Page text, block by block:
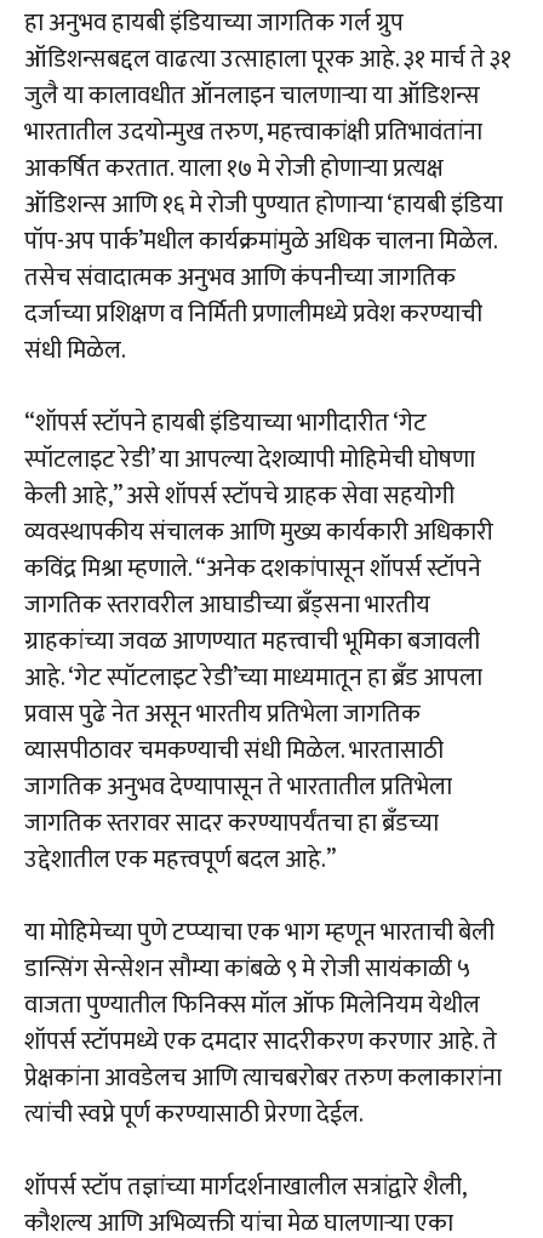
हा अनुभव हायबी इंडियाच्या जागतिक गर्ल ग्रुप
ऑडिशन्सबद्दल वाढत्या उत्साहाला पूरक आहे. ३१ मार्च ते ३१
जुलै या कालावधीत ऑनलाइन चालणाऱ्या या ऑडिशन्स
भारतातील उदयोन्मुख तरुण, महत्त्वाकांक्षी प्रतिभावंतांना
आकर्षित करतात. याला १७ मे रोजी होणाऱ्या प्रत्यक्ष
ऑडिशन्स आणि १६ मे रोजी पुण्यात होणाऱ्या ‘हायबी इंडिया
पॉप-अप पार्क’मधील कार्यक्रमांमुळे अधिक चालना मिळेल.
तसेच संवादात्मक अनुभव आणि कंपनीच्या जागतिक
दर्जाच्या प्रशिक्षण व निर्मिती प्रणालीमध्ये प्रवेश करण्याची
संधी मिळेल.
“शॉपर्स स्टॉपने हायबी इंडियाच्या भागीदारीत ‘गेट
स्पॉटलाइट रेडी’ या आपल्या देशव्यापी मोहिमेची घोषणा
केली आहे,” असे शॉपर्स स्टॉपचे ग्राहक सेवा सहयोगी
व्यवस्थापकीय संचालक आणि मुख्य कार्यकारी अधिकारी
कविंद्र मिश्रा म्हणाले. “अनेक दशकांपासून शॉपर्स स्टॉपने
जागतिक स्तरावरील आघाडीच्या ब्रँड्सना भारतीय
ग्राहकांच्या जवळ आणण्यात महत्त्वाची भूमिका बजावली
आहे. ‘गेट स्पॉटलाइट रेडी’च्या माध्यमातून हा ब्रँड आपला
प्रवास पुढे नेत असून भारतीय प्रतिभेला जागतिक
व्यासपीठावर चमकण्याची संधी मिळेल. भारतासाठी
जागतिक अनुभव देण्यापासून ते भारतातील प्रतिभेला
जागतिक स्तरावर सादर करण्यापर्यंतचा हा ब्रँडच्या
उद्देशातील एक महत्त्वपूर्ण बदल आहे.”
या मोहिमेच्या पुणे टप्प्याचा एक भाग म्हणून भारताची बेली
डान्सिंग सेन्सेशन सौम्या कांबळे ९ मे रोजी सायंकाळी ५
वाजता पुण्यातील फिनिक्स मॉल ऑफ मिलेनियम येथील
शॉपर्स स्टॉपमध्ये एक दमदार सादरीकरण करणार आहे. ते
प्रेक्षकांना आवडेलच आणि त्याचबरोबर तरुण कलाकारांना
त्यांची स्वप्ने पूर्ण करण्यासाठी प्रेरणा देईल.
शॉपर्स स्टॉप तज्ञांच्या मार्गदर्शनाखालील सत्रांद्वारे शैली,
कौशल्य आणि अभिव्यक्ती यांचा मेळ घालणाऱ्या एका